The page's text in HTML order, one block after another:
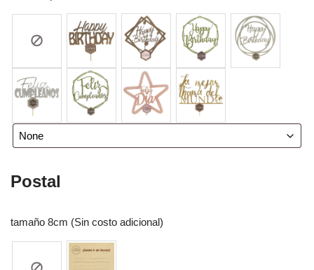
Postal
tamaño 8cm (Sin costo adicional)